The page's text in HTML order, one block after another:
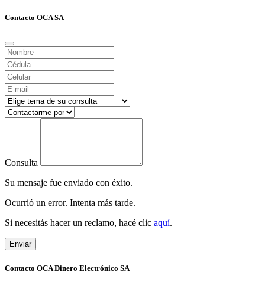
Contacto OCA SA
Consulta
Su mensaje fue enviado con éxito.
Ocurrió un error. Intenta más tarde.
Si necesitás hacer un reclamo, hacé clic aquí.
Enviar
Contacto OCA Dinero Electrónico SA